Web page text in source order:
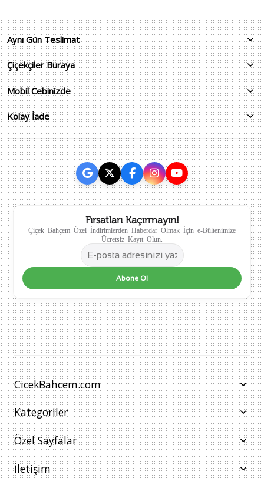
Aynı Gün Teslimat
Çiçekçiler Buraya
Mobil Cebinizde
Kolay İade
Fırsatları Kaçırmayın!
Çiçek Bahçem Özel İndirimlerden Haberdar Olmak İçin e-Bültenimize
Ücretsiz Kayıt Olun.
Abone Ol
CicekBahcem.com
Kategoriler
Özel Sayfalar
İletişim